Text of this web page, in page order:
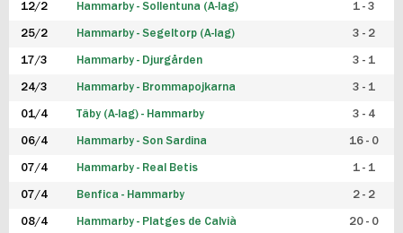
F19
FUTSAL HERR
FUTSAL DAM
12/2 Hammarby - Sollentuna (A-lag) 1 - 3
25/2 Hammarby - Segeltorp (A-lag) 3 - 2
17/3 Hammarby - Djurgården 3 - 1
24/3 Hammarby - Brommapojkarna 3 - 1
01/4 Täby (A-lag) - Hammarby 3 - 4
06/4 Hammarby - Son Sardina 16 - 0
07/4 Hammarby - Real Betis 1 - 1
07/4 Benfica - Hammarby 2 - 2
08/4 Hammarby - Platges de Calvià 20 - 0